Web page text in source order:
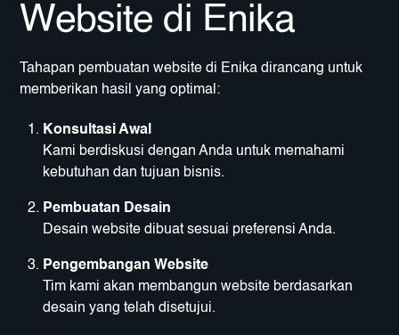
Website di Enika
Tahapan pembuatan website di Enika dirancang untuk
memberikan hasil yang optimal:
Konsultasi Awal
Kami berdiskusi dengan Anda untuk memahami
kebutuhan dan tujuan bisnis.
Pembuatan Desain
Desain website dibuat sesuai preferensi Anda.
Pengembangan Website
Tim kami akan membangun website berdasarkan
desain yang telah disetujui.